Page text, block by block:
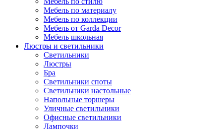
Мебель по материалу
Мебель по коллекции
Мебель от Garda Decor
Мебель школьная
Люстры и светильники
Светильники
Люстры
Бра
Светильники споты
Светильники настольные
Напольные торшеры
Уличные светильники
Офисные светильники
Лампочки